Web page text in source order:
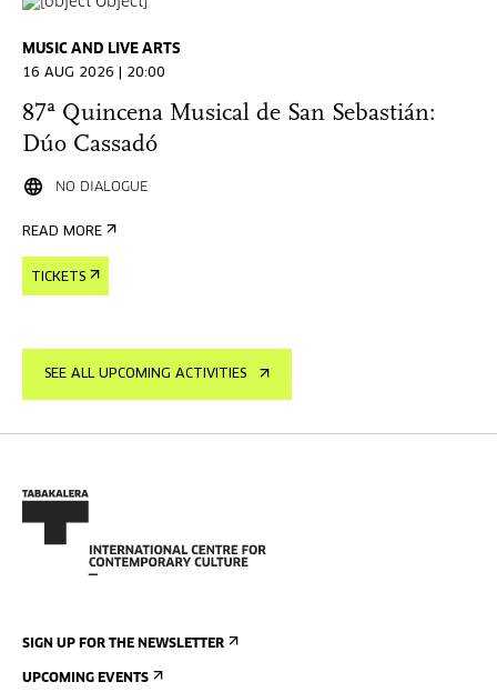
MUSIC AND LIVE ARTS
16 AUG 2026 | 20:00
87ª Quincena Musical de San Sebastián:
Dúo Cassadó
NO DIALOGUE
READ MORE
TICKETS
SEE ALL UPCOMING ACTIVITIES
SIGN UP FOR THE NEWSLETTER
UPCOMING EVENTS